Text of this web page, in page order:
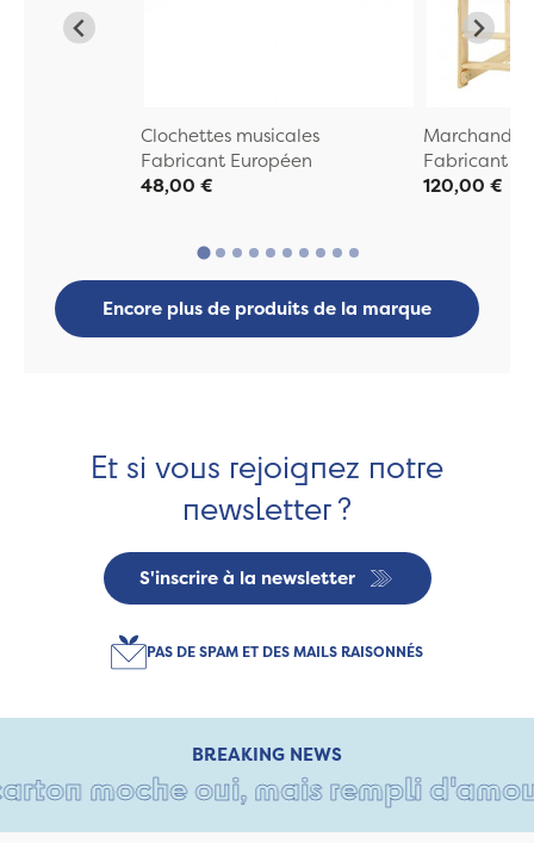
Clochettes musicales
Fabricant Européen
48,00 €
Marchande
Fabricant
120,00 €
Encore plus de produits de la marque
Et si vous rejoignez notre
newsletter ?
S'inscrire à la newsletter
PAS DE SPAM ET DES MAILS RAISONNÉS
BREAKING NEWS
moche oui, mais rempli d'amour